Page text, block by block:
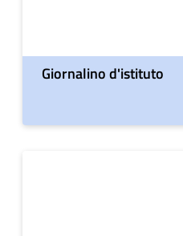
Giornalino d'istituto